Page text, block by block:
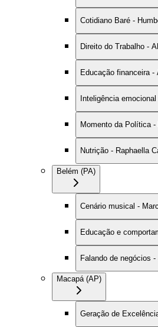
Cotidiano Baré -
Direito do Trabalho -
Educação financeira -
Inteligência
Momento da Política -
Nutrição - Raphaella
Belém (PA)
Cenário musical -
Educação e
Falando de negócios
Macapá (AP)
Geração de